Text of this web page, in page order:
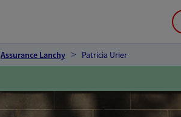
Assurance Lanchy Patricia Urier